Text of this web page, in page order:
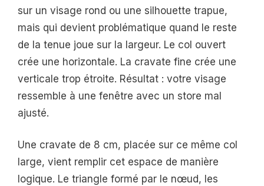
sur un visage rond ou une silhouette trapue,
mais qui devient problématique quand le reste
de la tenue joue sur la largeur. Le col ouvert
crée une horizontale. La cravate fine crée une
verticale trop étroite. Résultat : votre visage
ressemble à une fenêtre avec un store mal
ajusté.
Une cravate de 8 cm, placée sur ce même col
large, vient remplir cet espace de manière
logique. Le triangle formé par le nœud, les